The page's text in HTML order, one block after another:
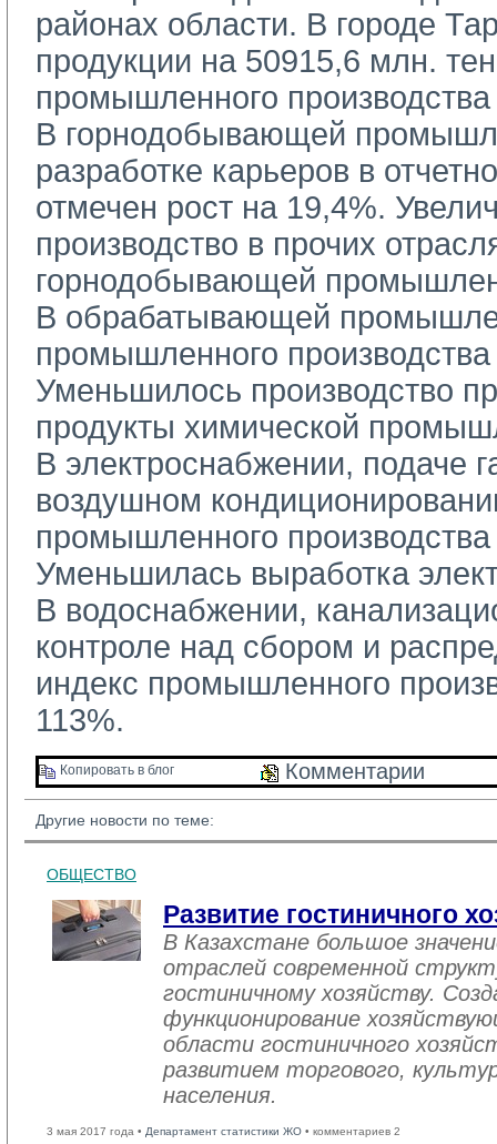
районах области. В городе
продукции на 50915,6 млн.
промышленного
В горнодобывающей
разработке карьеров в
отмечен рост на 19,4%.
производство в прочих
горнодобывающей
В обрабатывающей
промышленного
Уменьшилось производство
продукты химической
В электроснабжении, подаче
воздушном
промышленного
Уменьшилась выработка
В водоснабжении,
контроле над сбором и
индекс промышленного
113%.
Копировать в блог Комментарии
Другие новости по теме:
ОБЩЕСТВО
Развитие гостиничного
В Казахстане большое
отраслей современной
гостиничному хозяйству.
функционирование
области гостиничного
развитием торгового,
населения.
3 мая 2017 года • Департамент статистики ЖО • комментариев 2